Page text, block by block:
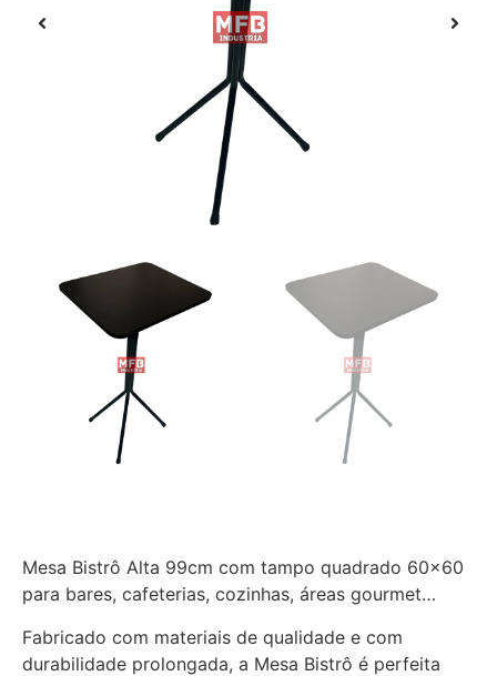
Mesa Bistrô Alta 99cm com tampo quadrado 60×60
para bares, cafeterias, cozinhas, áreas gourmet…
Fabricado com materiais de qualidade e com
durabilidade prolongada, a Mesa Bistrô é perfeita